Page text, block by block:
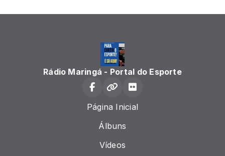
Rádio Maringá - Portal do Esporte
Página Inicial
Álbuns
Vídeos